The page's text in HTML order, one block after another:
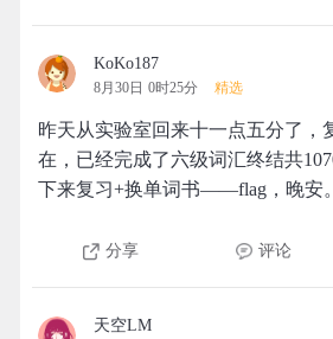
KoKo187
8月30日 0时25分 精选
昨天从实验室回来十一点五分了，
在，已经完成了六级词汇终结共
下来复习+换单词书——flag，晚安。
分享 评论
天空LM